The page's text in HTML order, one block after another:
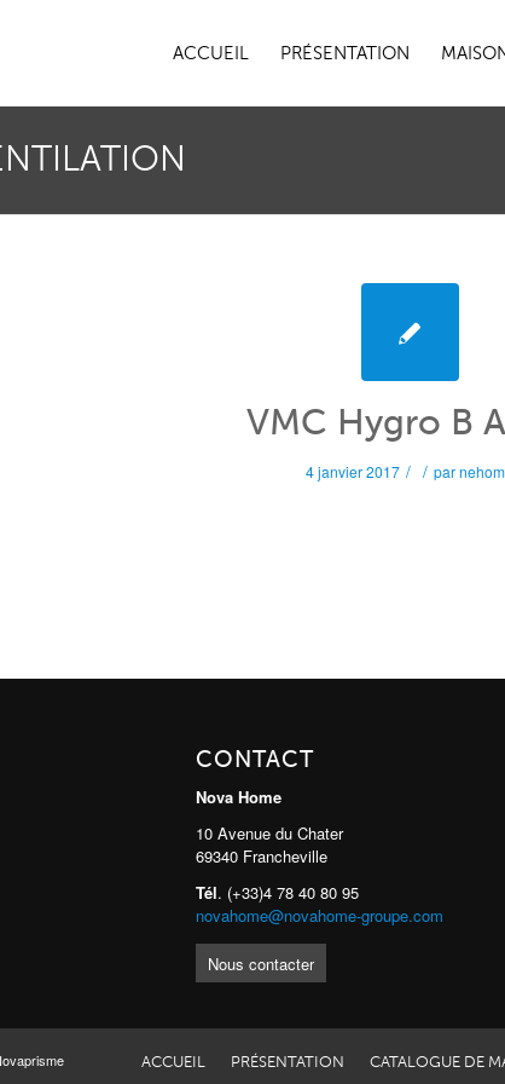
ACCUEIL PRÉSENTATION
VMC Hygro B
4 janvier 2017 / / par
CONTACT
Nova Home
10 Avenue du Chater
69340 Francheville
Tél. (+33)4 78 40 80 95
novahome@novahome-groupe.com
Nous contacter
ACCUEIL PRÉSENTATION CATALOGUE DE